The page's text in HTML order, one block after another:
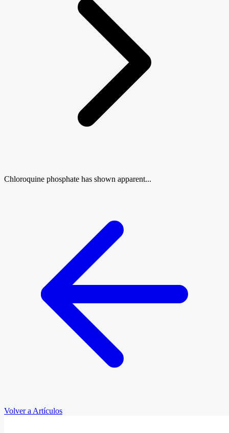
Chloroquine phosphate has shown apparent...
Volver a Artículos